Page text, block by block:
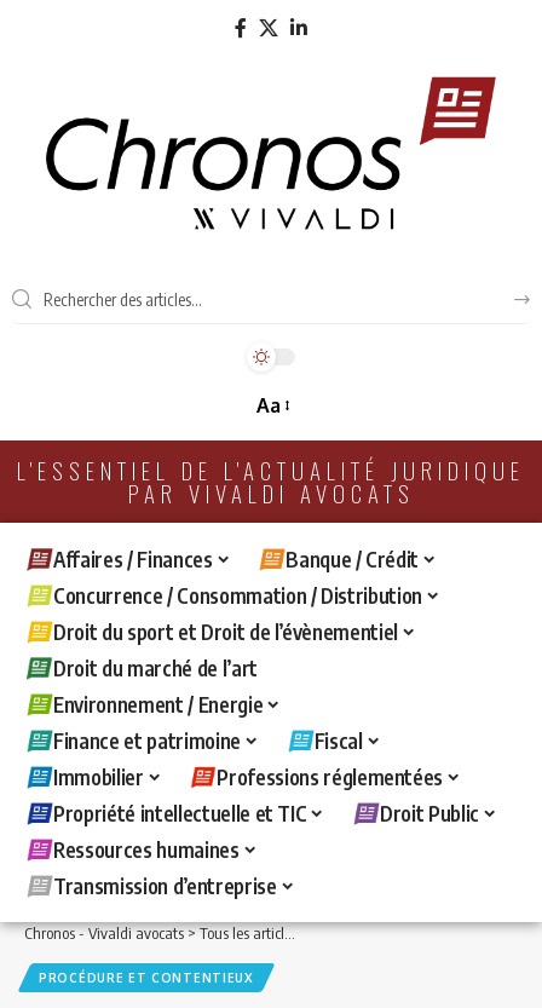
Aa
L'ESSENTIEL DE L'ACTUALITÉ JURIDIQUE
PAR VIVALDI AVOCATS
Affaires / Finances
Banque / Crédit
Concurrence / Consommation / Distribution
Droit du sport et Droit de l’évènementiel
Droit du marché de l’art
Environnement / Energie
Finance et patrimoine
Fiscal
Immobilier
Professions réglementées
Propriété intellectuelle et TIC
Droit Public
Ressources humaines
Transmission d’entreprise
Chronos - Vivaldi avocats>Tous les articles >Fiscal>Procédure et contentieux>
PROCÉDURE ET CONTENTIEUX